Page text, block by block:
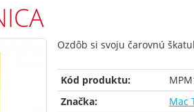
Ozdôb si svoju čarovnú
Kód produktu:
Značka:
Mac